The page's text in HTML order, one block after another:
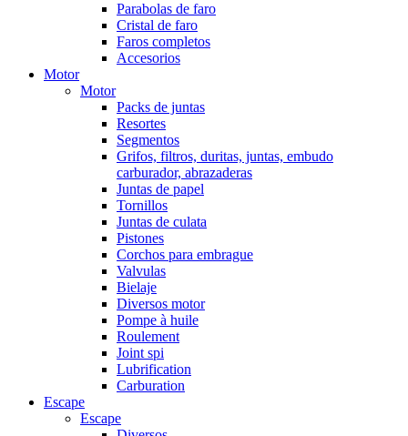
Parabolas de faro
Cristal de faro
Faros completos
Accesorios
Motor
Motor
Packs de juntas
Resortes
Segmentos
Grifos, filtros, duritas, juntas, embudo
carburador, abrazaderas
Juntas de papel
Tornillos
Juntas de culata
Pistones
Corchos para embrague
Valvulas
Bielaje
Diversos motor
Pompe à huile
Roulement
Joint spi
Lubrification
Carburation
Escape
Escape